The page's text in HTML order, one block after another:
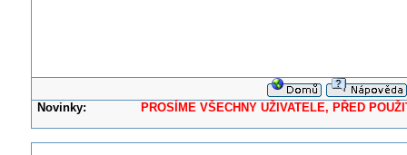
Novinky: PROSÍME VŠECHNY UŽIVATELE, PŘED